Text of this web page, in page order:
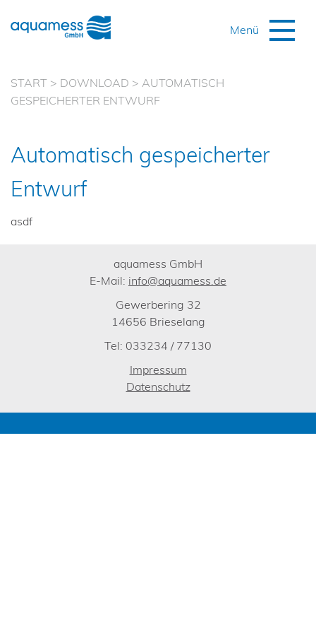
START > DOWNLOAD > AUTOMATISCH
GESPEICHERTER ENTWURF
Automatisch gespeicherter
Entwurf
asdf
aquamess GmbH
E-Mail: info@aquamess.de
Gewerbering 32
14656 Brieselang
Tel: 033234 / 77130
Impressum
Datenschutz